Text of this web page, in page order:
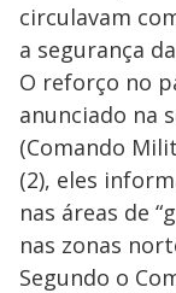
circulavam
a segurança
O reforço no
anunciado na
(Comando
(2), eles
nas áreas de
nas zonas
Segundo o